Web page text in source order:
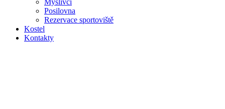
Myslivci
Posilovna
Rezervace sportoviště
Kostel
Kontakty